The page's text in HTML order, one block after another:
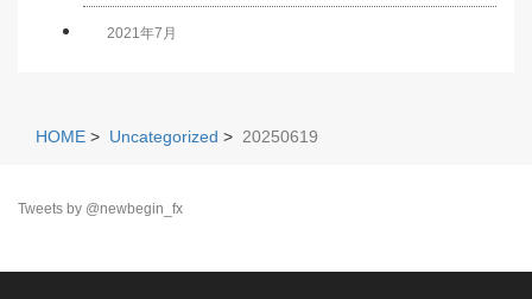
2021年7月
HOME > Uncategorized > 20250619
Tweets by @newbegin_fx